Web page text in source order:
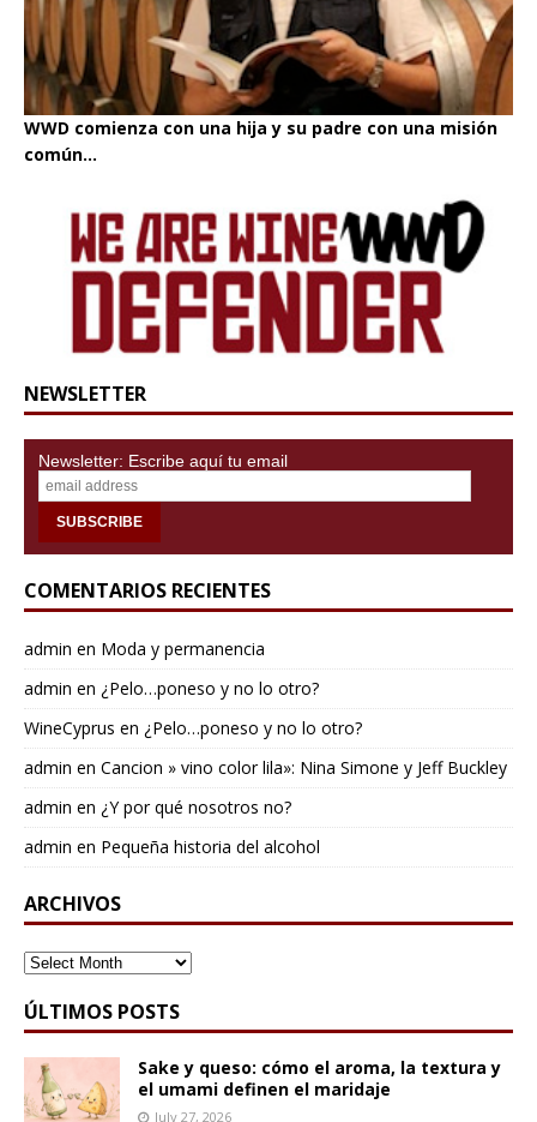
WWD comienza con una hija y su padre con una misión
común...
NEWSLETTER
Newsletter: Escribe aquí tu email
COMENTARIOS RECIENTES
admin en Moda y permanencia
admin en ¿Pelo…poneso y no lo otro?
WineCyprus en ¿Pelo…poneso y no lo otro?
admin en Cancion » vino color lila»: Nina Simone y Jeff Buckley
admin en ¿Y por qué nosotros no?
admin en Pequeña historia del alcohol
ARCHIVOS
ARCHIVOS
ÚLTIMOS POSTS
Sake y queso: cómo el aroma, la textura y
el umami definen el maridaje
July 27, 2026